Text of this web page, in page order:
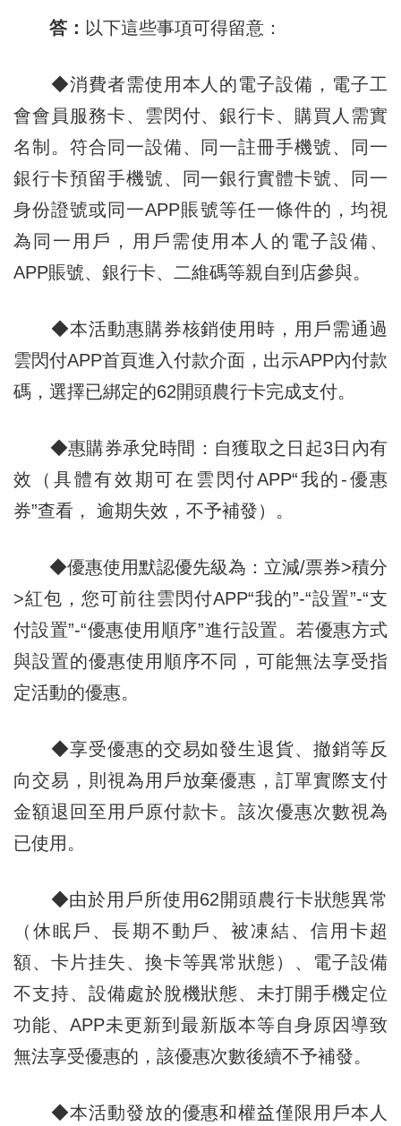
答： 以下這些事項可得留意：
◆消費者需使用本人的電子設備，電子工
會會員服務卡、雲閃付、銀行卡、購買人需實
名制。符合同一設備、同一註冊手機號、同一
銀行卡預留手機號、同一銀行實體卡號、同一
身份證號或同一APP賬號等任一條件的，均視
為同一用戶，用戶需使用本人的電子設備、
APP賬號、銀行卡、二維碼等親自到店參與。
◆本活動惠購券核銷使用時，用戶需通過
雲閃付APP首頁進入付款介面，出示APP內付款
碼，選擇已綁定的62開頭農行卡完成支付。
◆惠購券承兌時間：自獲取之日起3日內有
效（具體有效期可在雲閃付APP“我的-優惠
券”查看， 逾期失效，不予補發）。
◆優惠使用默認優先級為：立減/票券>積分
>紅包，您可前往雲閃付APP“我的”-“設置”-“支
付設置”-“優惠使用順序”進行設置。若優惠方式
與設置的優惠使用順序不同，可能無法享受指
定活動的優惠。
◆享受優惠的交易如發生退貨、撤銷等反
向交易，則視為用戶放棄優惠，訂單實際支付
金額退回至用戶原付款卡。該次優惠次數視為
已使用。
◆由於用戶所使用62開頭農行卡狀態異常
（休眠戶、長期不動戶、被凍結、信用卡超
額、卡片挂失、換卡等異常狀態）、電子設備
不支持、設備處於脫機狀態、未打開手機定位
功能、APP未更新到最新版本等自身原因導致
無法享受優惠的，該優惠次數後續不予補發。
◆本活動發放的優惠和權益僅限用戶本人